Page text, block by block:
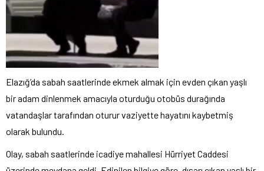
Elazığ’da sabah saatlerinde ekmek almak için evden çıkan yaşlı
bir adam dinlenmek amacıyla oturduğu otobüs durağında
vatandaşlar tarafından oturur vaziyette hayatını kaybetmiş
olarak bulundu.
Olay, sabah saatlerinde icadiye mahallesi Hürriyet Caddesi